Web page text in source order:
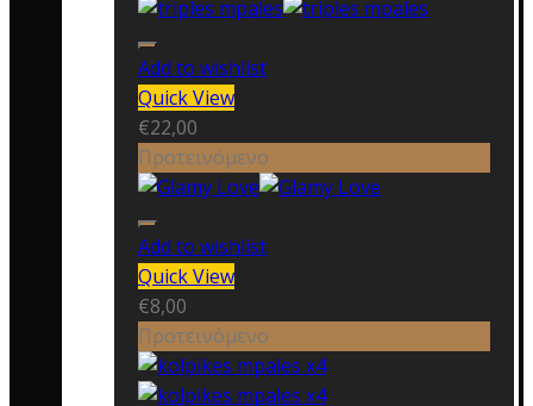
Add to wishlist
Quick View
€22,00
Προτεινόμενο
Add to wishlist
Quick View
€8,00
Προτεινόμενο